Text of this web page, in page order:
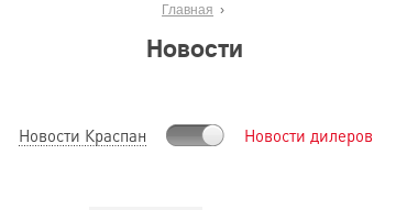
Главная
Новости
Новости Краспан Новости дилеров